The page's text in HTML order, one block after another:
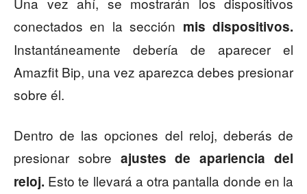
conectados en la sección mis dispositivos.
Instantáneamente debería de aparecer el
Amazfit Bip, una vez aparezca debes presionar
sobre él.
Dentro de las opciones del reloj, deberás de
presionar sobre ajustes de apariencia del
reloj. Esto te llevará a otra pantalla donde en la